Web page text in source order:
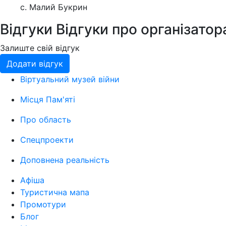
с. Малий Букрин
Відгуки Відгуки про
Залиште свій відгук
Додати відгук
Віртуальний музей війни
Місця Пам'яті
Про область
Спецпроекти
Доповнена реальність
Афіша
Туристична мапа
Промотури
Блог